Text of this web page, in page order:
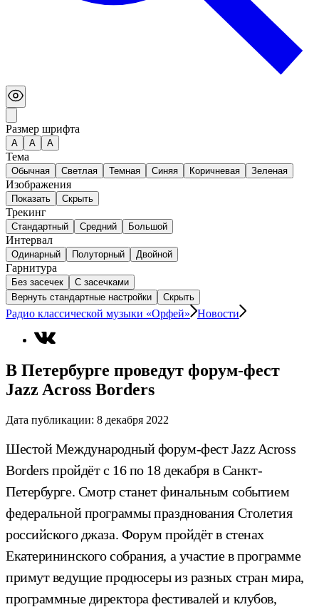
Размер шрифта
А A A
Тема
Обычная Светлая Темная Синяя Коричневая Зеленая
Изображения
Показать Скрыть
Трекинг
Стандартный Средний Большой
Интервал
Одинарный Полуторный Двойной
Гарнитура
Без засечек
С засечками
Вернуть стандартные настройки
Скрыть
Радио классической музыки «Орфей» Новости
В Петербурге проведут форум-фест
Jazz Across Borders
Дата публикации: 8 декабря 2022
Шестой Международный форум-фест Jazz Across
Borders пройдёт с 16 по 18 декабря в Санкт-
Петербурге. Смотр станет финальным событием
федеральной программы празднования Столетия
российского джаза. Форум пройдёт в стенах
Екатерининского собрания, а участие в программе
примут ведущие продюсеры из разных стран мира,
программные директора фестивалей и клубов,